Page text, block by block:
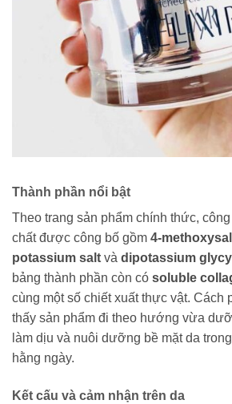
Thành phần nổi bật
Theo trang sản phẩm chính thức,
chất được công bố gồm 4-
potassium salt và dipotassium
bảng thành phần còn có soluble
cùng một số chiết xuất thực vật. Cách
thấy sản phẩm đi theo hướng vừa
làm dịu và nuôi dưỡng bề mặt da
hằng ngày.
Kết cấu và cảm nhận trên da